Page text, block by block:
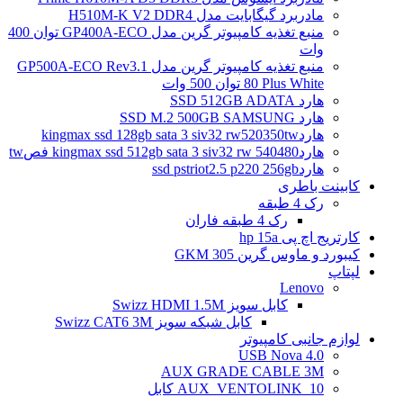
مادربرد گیگابایت مدل H510M-K V2 DDR4
منبع تغذیه کامپیوتر گرین مدل GP400A-ECO توان 400
وات
منبع تغذیه کامپیوتر گرین مدل GP500A-ECO Rev3.1
80 Plus White توان 500 وات
هارد SSD 512GB ADATA
هارد SSD M.2 500GB SAMSUNG
هاردkingmax ssd 128gb sata 3 siv32 rw520350tw
هاردkingmax ssd 512gb sata 3 siv32 rw 540480 فصtw
هاردssd pstriot2.5 p220 256gb
کابینت باطری
رک 4 طبقه
رک 4 طبقه فاران
کارتریج اچ پی hp 15a
کیبورد و ماوس گرین GKM 305
لپتاپ
Lenovo
کابل سویز Swizz HDMI 1.5M
کابل شبکه سویز Swizz CAT6 3M
لوازم جانبی کامپیوتر
4.0 USB Nova
AUX GRADE CABLE 3M
AUX_VENTOLINK_10 کابل